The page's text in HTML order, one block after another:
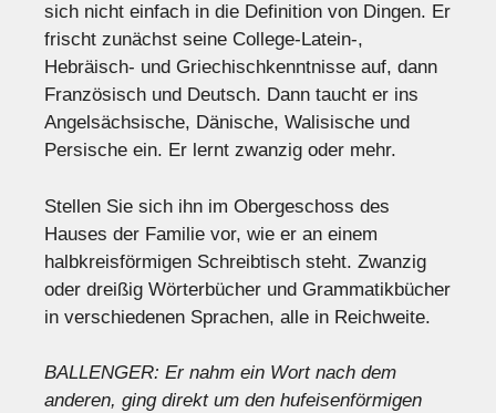
sich nicht einfach in die Definition von Dingen. Er
frischt zunächst seine College-Latein-,
Hebräisch- und Griechischkenntnisse auf, dann
Französisch und Deutsch. Dann taucht er ins
Angelsächsische, Dänische, Walisische und
Persische ein. Er lernt zwanzig oder mehr.
Stellen Sie sich ihn im Obergeschoss des
Hauses der Familie vor, wie er an einem
halbkreisförmigen Schreibtisch steht. Zwanzig
oder dreißig Wörterbücher und Grammatikbücher
in verschiedenen Sprachen, alle in Reichweite.
BALLENGER: Er nahm ein Wort nach dem
anderen, ging direkt um den hufeisenförmigen